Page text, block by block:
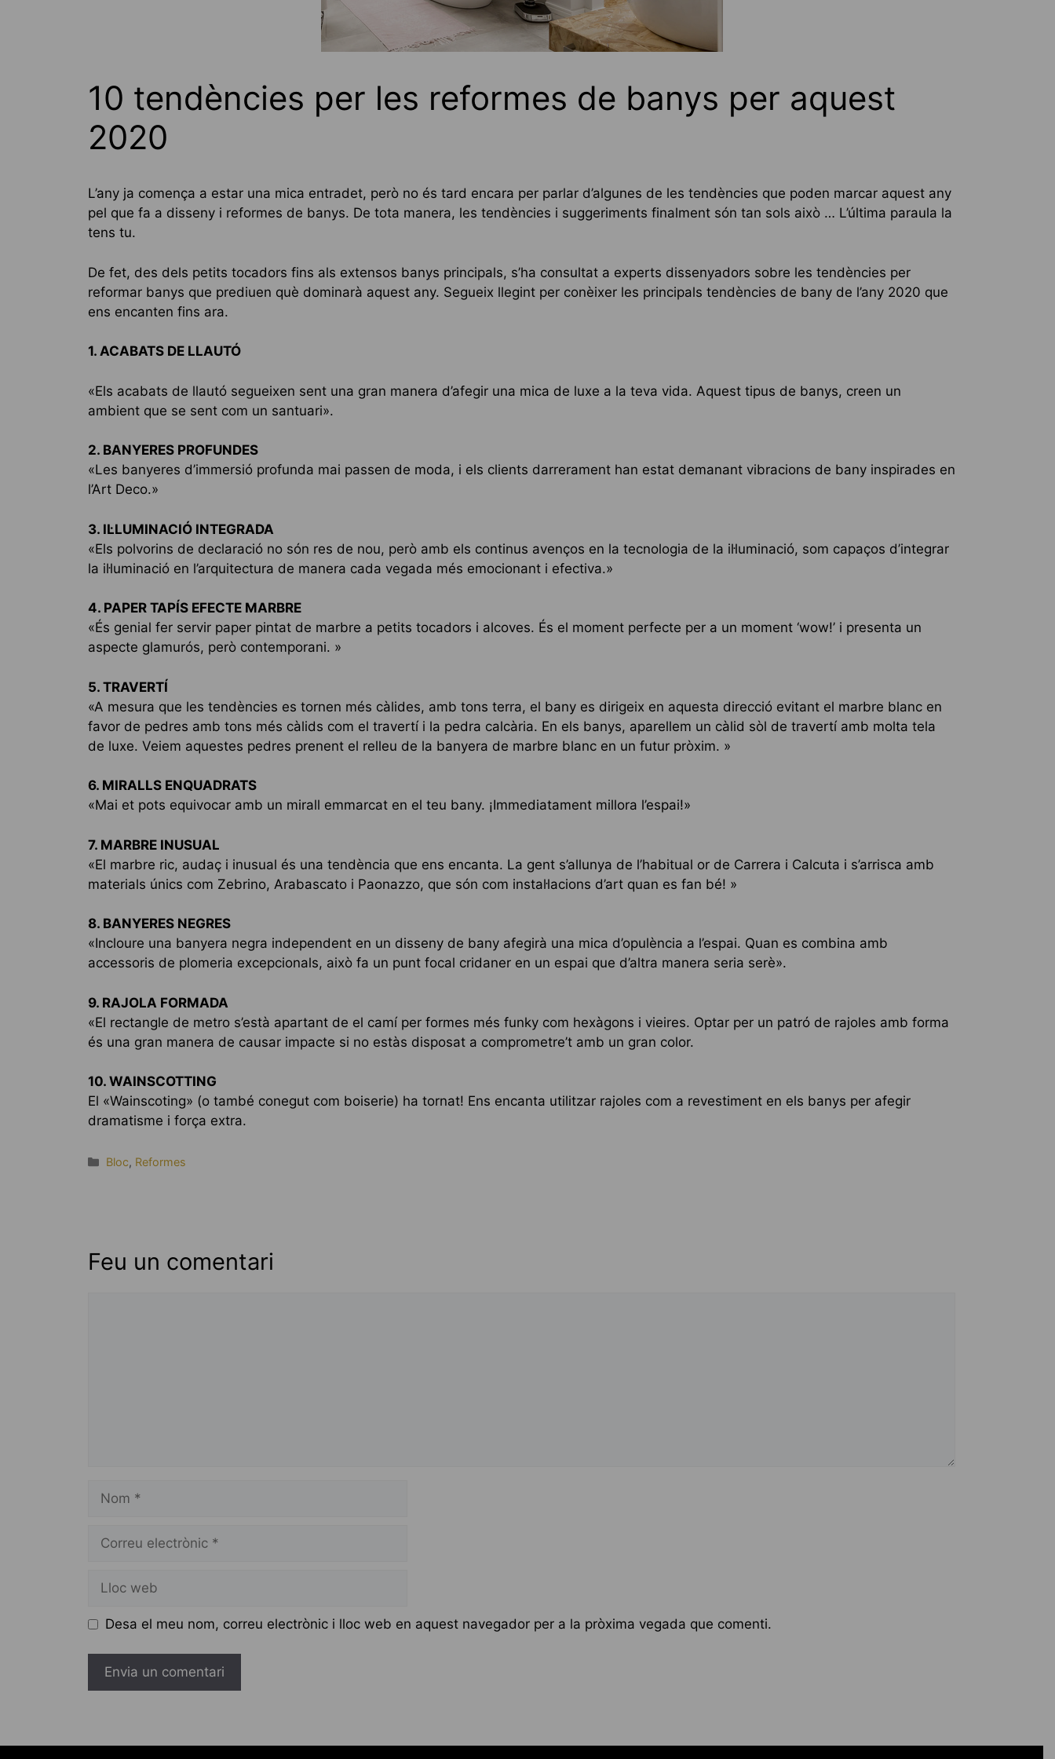
10 tendències per les reformes de banys per aquest
2020
L’any ja comença a estar una mica entradet, però no és tard encara per parlar d’algunes de les tendències que poden marcar aquest any
pel que fa a disseny i reformes de banys. De tota manera, les tendències i suggeriments finalment són tan sols això … L’última paraula la
tens tu.
De fet, des dels petits tocadors fins als extensos banys principals, s’ha consultat a experts dissenyadors sobre les tendències per
reformar banys que prediuen què dominarà aquest any. Segueix llegint per conèixer les principals tendències de bany de l’any 2020 que
ens encanten fins ara.
1. ACABATS DE LLAUTÓ
«Els acabats de llautó segueixen sent una gran manera d’afegir una mica de luxe a la teva vida. Aquest tipus de banys, creen un
ambient que se sent com un santuari».
2. BANYERES PROFUNDES
«Les banyeres d’immersió profunda mai passen de moda, i els clients darrerament han estat demanant vibracions de bany inspirades en
l’Art Deco.»
3. IL·LUMINACIÓ INTEGRADA
«Els polvorins de declaració no són res de nou, però amb els continus avenços en la tecnologia de la il·luminació, som capaços d’integrar
la il·luminació en l’arquitectura de manera cada vegada més emocionant i efectiva.»
4. PAPER TAPÍS EFECTE MARBRE
«És genial fer servir paper pintat de marbre a petits tocadors i alcoves. És el moment perfecte per a un moment ‘wow!’ i presenta un
aspecte glamurós, però contemporani. »
5. TRAVERTÍ
«A mesura que les tendències es tornen més càlides, amb tons terra, el bany es dirigeix ​​en aquesta direcció evitant el marbre blanc en
favor de pedres amb tons més càlids com el travertí i la pedra calcària. En els banys, aparellem un càlid sòl de travertí amb molta tela
de luxe. Veiem aquestes pedres prenent el relleu de la banyera de marbre blanc en un futur pròxim. »
6. MIRALLS ENQUADRATS
«Mai et pots equivocar amb un mirall emmarcat en el teu bany. ¡Immediatament millora l’espai!»
7. MARBRE INUSUAL
«El marbre ric, audaç i inusual és una tendència que ens encanta. La gent s’allunya de l’habitual or de Carrera i Calcuta i s’arrisca amb
materials únics com Zebrino, Arabascato i Paonazzo, que són com instal·lacions d’art quan es fan bé! »
8. BANYERES NEGRES
«Incloure una banyera negra independent en un disseny de bany afegirà una mica d’opulència a l’espai. Quan es combina amb
accessoris de plomeria excepcionals, això fa un punt focal cridaner en un espai que d’altra manera seria serè».
9. RAJOLA FORMADA
«El rectangle de metro s’està apartant de el camí per formes més funky com hexàgons i vieires. Optar per un patró de rajoles amb forma
és una gran manera de causar impacte si no estàs disposat a comprometre’t amb un gran color.
10. WAINSCOTTING
El «Wainscoting» (o també conegut com boiserie) ha tornat! Ens encanta utilitzar rajoles com a revestiment en els banys per afegir
dramatisme i força extra.
Categories
Bloc, Reformes
Feu un comentari
electrònic
web
Desa el meu nom, correu electrònic i lloc web en aquest navegador per a la pròxima vegada que comenti.